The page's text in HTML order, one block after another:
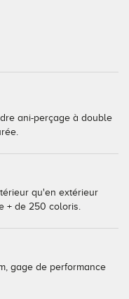
ani-perçage à double
qu'en extérieur
+ de 250 coloris.
gage de performance